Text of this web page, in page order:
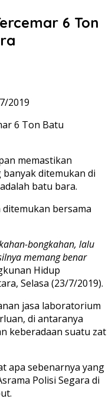
6 Ton
2019
memastikan
ditemukan di
batu bara.
bersama
bongkahan, lalu
memang benar
Hidup
Selasa (23/7/2019).
jasa laboratorium
di antaranya
keberadaan suatu zat
apa sebenarnya yang
Polisi Segara di